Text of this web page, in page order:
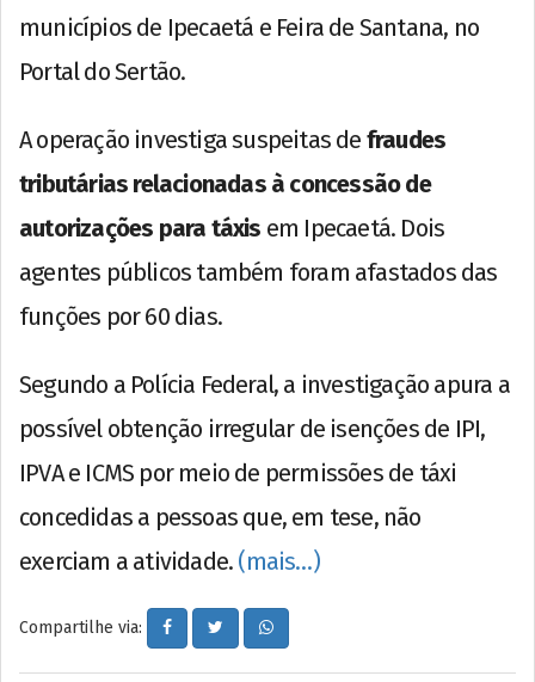
municípios de Ipecaetá e Feira de Santana, no
Portal do Sertão.
A operação investiga suspeitas de fraudes
tributárias relacionadas à concessão de
autorizações para táxis em Ipecaetá. Dois
agentes públicos também foram afastados das
funções por 60 dias.
Segundo a Polícia Federal, a investigação apura a
possível obtenção irregular de isenções de IPI,
IPVA e ICMS por meio de permissões de táxi
concedidas a pessoas que, em tese, não
exerciam a atividade. (mais…)
Compartilhe via: